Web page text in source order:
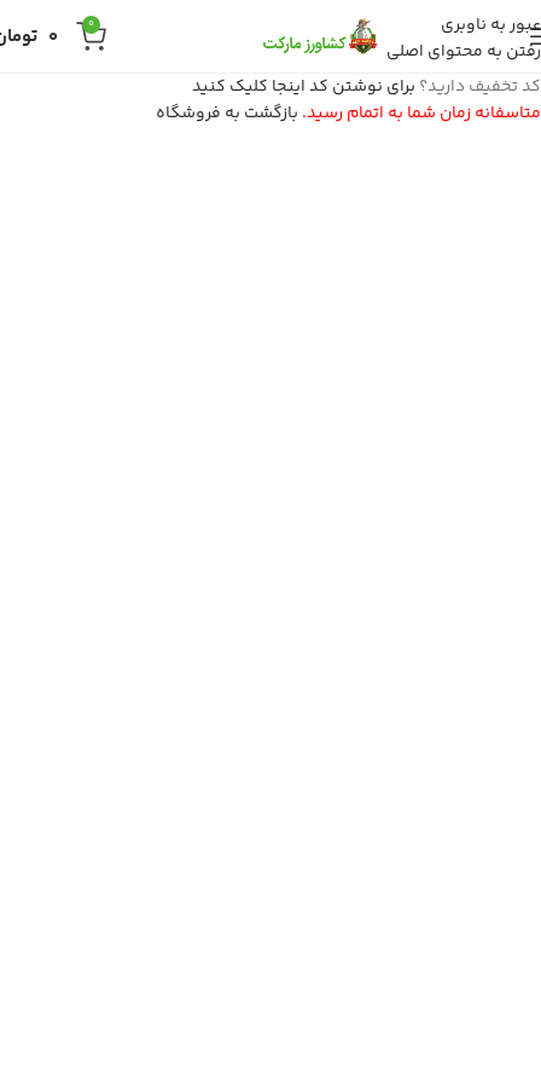
عبور به ناوبری
رفتن به محتوای اصلی
0
0
کد تخفیف دارید؟ برای نوشتن کد اینجا کلیک کنید
متاسفانه زمان شما به اتمام رسید. بازگشت به فروشگاه